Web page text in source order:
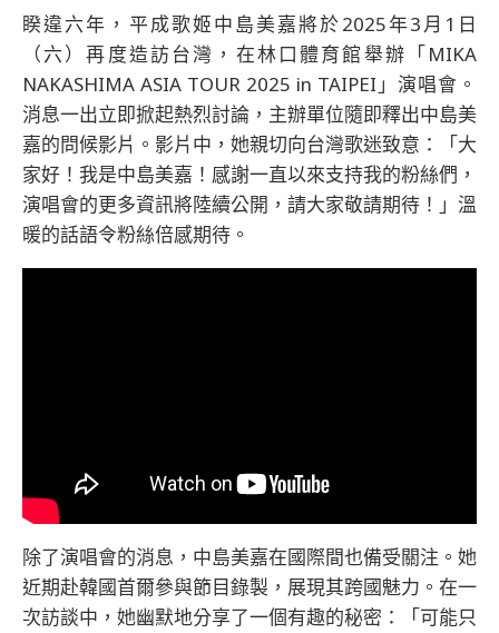
睽違六年，平成歌姬中島美嘉將於2025年3月1日
（六）再度造訪台灣，在林口體育館舉辦「MIKA
NAKASHIMA ASIA TOUR 2025 in TAIPEI」演唱會。
消息一出立即掀起熱烈討論，主辦單位隨即釋出中島美
嘉的問候影片。影片中，她親切向台灣歌迷致意：「大
家好！我是中島美嘉！感謝一直以來支持我的粉絲們，
演唱會的更多資訊將陸續公開，請大家敬請期待！」溫
暖的話語令粉絲倍感期待。
除了演唱會的消息，中島美嘉在國際間也備受關注。她
近期赴韓國首爾參與節目錄製，展現其跨國魅力。在一
次訪談中，她幽默地分享了一個有趣的秘密：「可能只